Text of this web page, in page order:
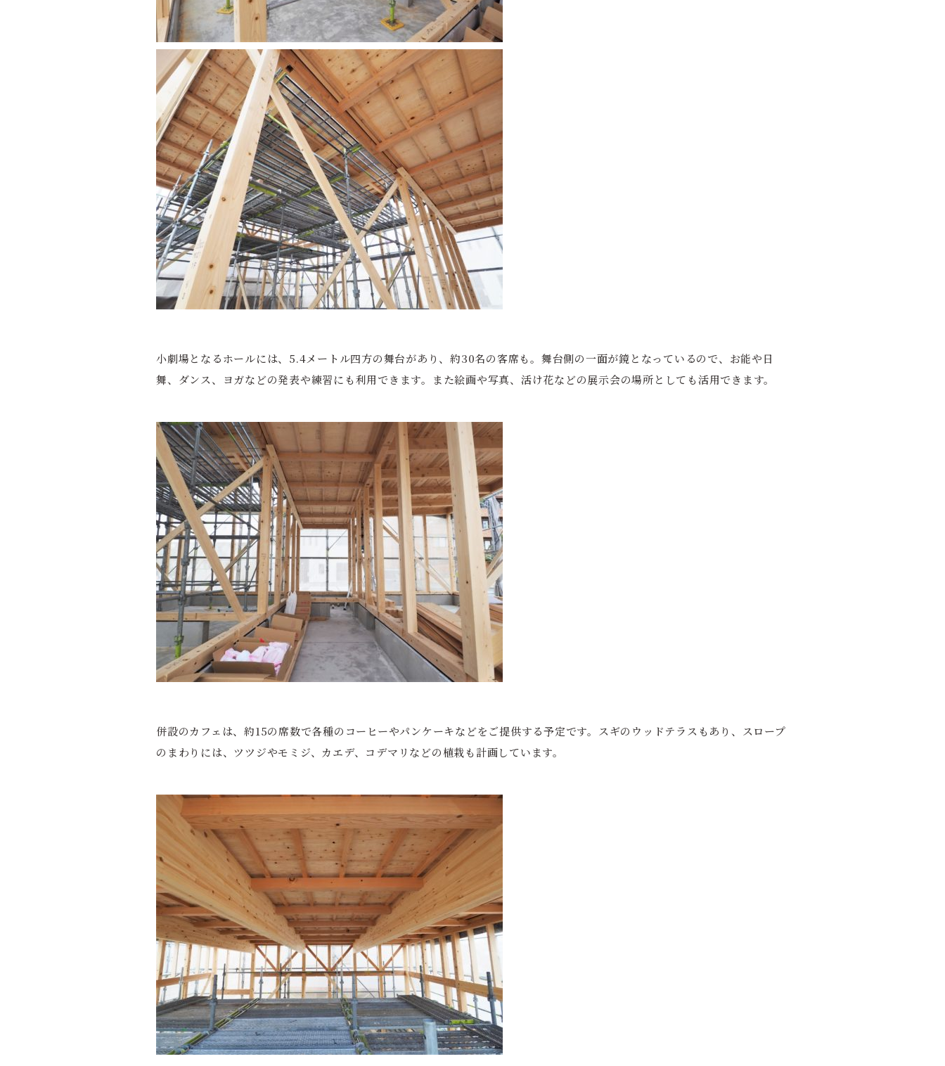
小劇場となるホールには、5.4メートル四方の舞台があり、約30名の客席も。舞台側の一面が鏡となっているので、お能や日
舞、ダンス、ヨガなどの発表や練習にも利用できます。また絵画や写真、活け花などの展示会の場所としても活用できます。
併設のカフェは、約15の席数で各種のコーヒーやパンケーキなどをご提供する予定です。スギのウッドテラスもあり、スロープ
のまわりには、ツツジやモミジ、カエデ、コデマリなどの植栽も計画しています。